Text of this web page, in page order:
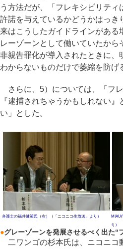
う方法だが、「フレキシビリテ
許諾を与えているかどうかはっき
来はこうしたガイドラインがある
レーゾーンとして働いていたから
非親告罪化が導入されたときに、
わからないものだけで萎縮を防げ
さらに、5）については、「フレ
『逮捕されちゃうかもしれない
い」とした。
弁護士の福井健策氏（右）（「ニコニコ生放送」より）
MIAU
り）
●グレーゾーンを発展させるべく出た
二ワンゴの杉本氏は、ニコニコ